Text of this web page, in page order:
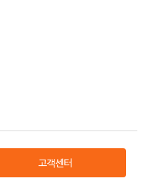
고객센터